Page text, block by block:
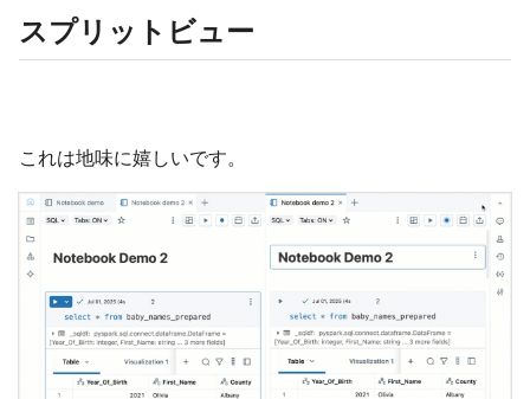
スプリットビュー
これは地味に嬉しいです。